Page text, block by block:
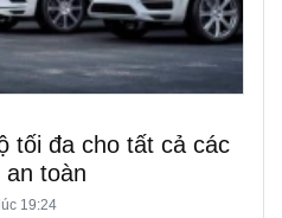
tối đa cho tất cả các
an toàn
19:24